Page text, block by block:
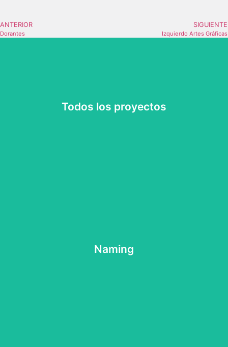
ANTERIOR
Dorantes
SIGUIENTE
Izquierdo Artes Gráficas
Todos los proyectos
Todos los proyectos
Naming
Naming